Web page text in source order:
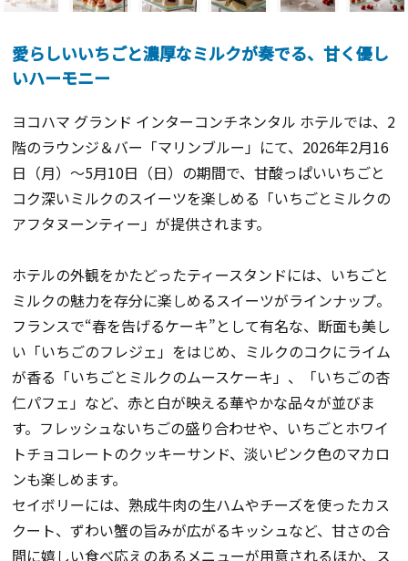
愛らしいいちごと濃厚なミルクが奏でる、甘く優し
いハーモニー
ヨコハマ グランド インターコンチネンタル ホテルでは、2
階のラウンジ＆バー「マリンブルー」にて、2026年2月16
日（月）〜5月10日（日）の期間で、甘酸っぱいいちごと
コク深いミルクのスイーツを楽しめる「いちごとミルクの
アフタヌーンティー」が提供されます。
ホテルの外観をかたどったティースタンドには、いちごと
ミルクの魅力を存分に楽しめるスイーツがラインナップ。
フランスで“春を告げるケーキ”として有名な、断面も美し
い「いちごのフレジェ」をはじめ、ミルクのコクにライム
が香る「いちごとミルクのムースケーキ」、「いちごの杏
仁パフェ」など、赤と白が映える華やかな品々が並びま
す。フレッシュないちごの盛り合わせや、いちごとホワイ
トチョコレートのクッキーサンド、淡いピンク色のマカロ
ンも楽しめます。
セイボリーには、熟成牛肉の生ハムやチーズを使ったカス
クート、ずわい蟹の旨みが広がるキッシュなど、甘さの合
間に嬉しい食べ応えのあるメニューが用意されるほか、ス